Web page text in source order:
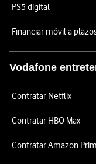
PS5 digital
Financiar móvil a
Vodafone
Contratar Netflix
Contratar HBO Max
Contratar Amazon